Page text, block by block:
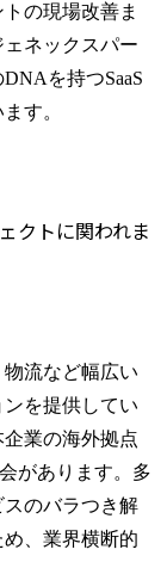
の現場改善ま
ネックスパー
を持つSaaS
す。
クトに関われま
流など幅広い
を提供してい
業の海外拠点
があります。多
のバラつき解
、業界横断的